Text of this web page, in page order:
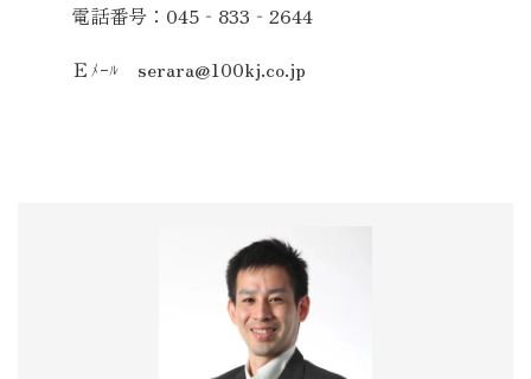
電話番号： 045 ‐ 833 ‐ 2644
Ｅﾒｰﾙ serara@100kj.co.jp